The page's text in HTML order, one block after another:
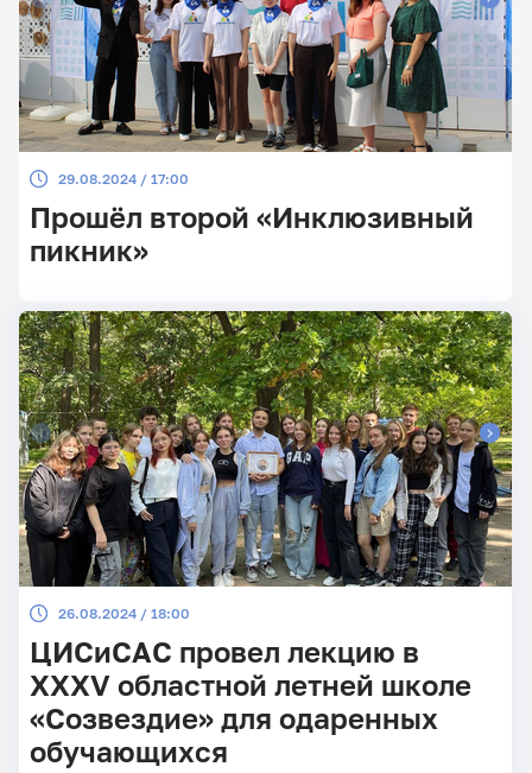
29.08.2024 / 17:00
Прошёл второй «Инклюзивный
пикник»
26.08.2024 / 18:00
ЦИСиСАС провел лекцию в
XXXV областной летней школе
«Созвездие» для одаренных
обучающихся